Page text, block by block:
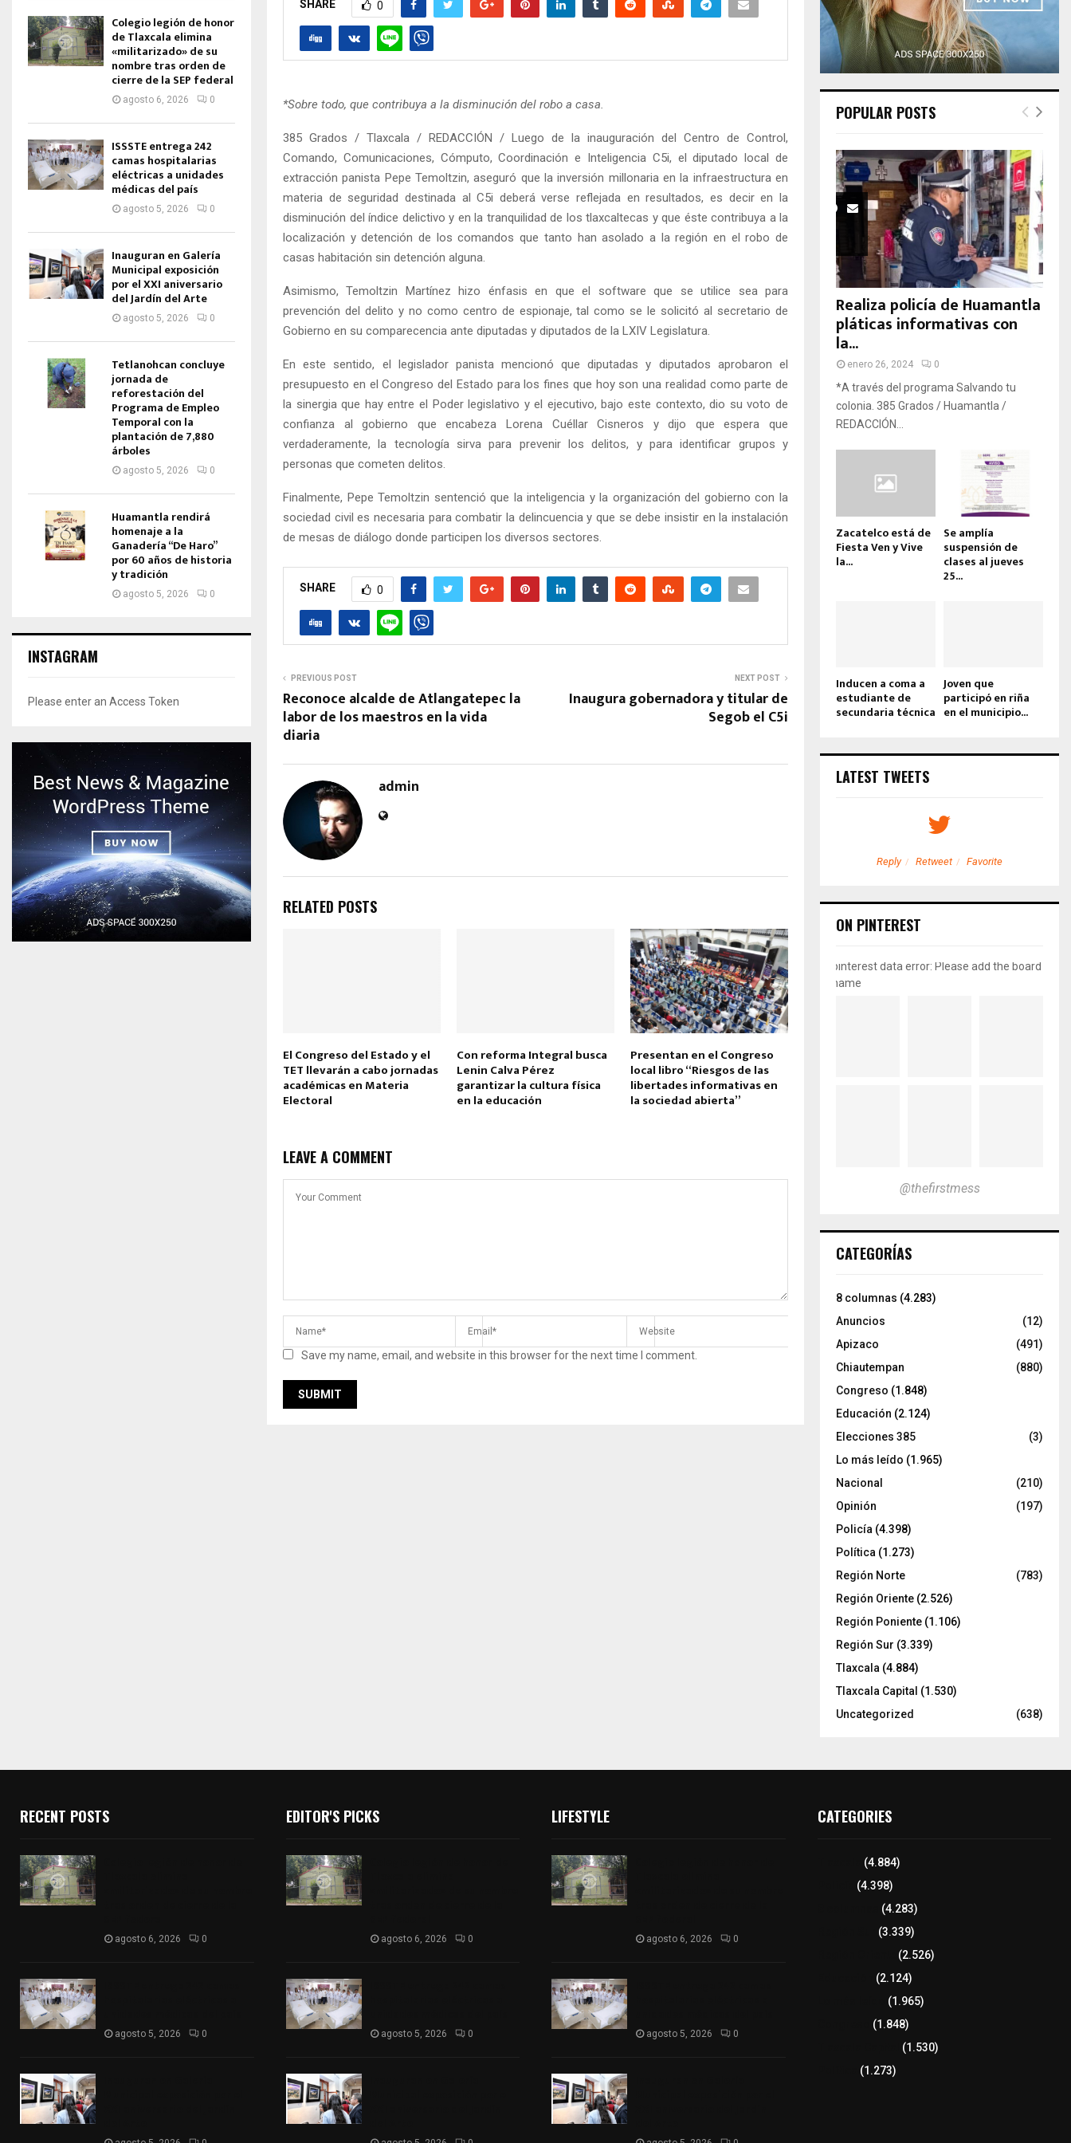
SHARE 0
*Sobre todo, que contribuya a la disminución del robo a casa.
385 Grados / Tlaxcala / REDACCIÓN / Luego de la inauguración del Centro de Control,
Comando, Comunicaciones, Cómputo, Coordinación e Inteligencia C5i, el diputado local de
extracción panista Pepe Temoltzin, aseguró que la inversión millonaria en la infraestructura en
materia de seguridad destinada al C5i deberá verse reflejada en resultados, es decir en la
disminución del índice delictivo y en la tranquilidad de los tlaxcaltecas y que éste contribuya a la
localización y detención de los comandos que tanto han asolado a la región en el robo de
casas habitación sin detención alguna.
Asimismo, Temoltzin Martínez hizo énfasis en que el software que se utilice sea para
prevención del delito y no como centro de espionaje, tal como se le solicitó al secretario de
Gobierno en su comparecencia ante diputadas y diputados de la LXIV Legislatura.
En este sentido, el legislador panista mencionó que diputadas y diputados aprobaron el
presupuesto en el Congreso del Estado para los fines que hoy son una realidad como parte de
la sinergia que hay entre el Poder legislativo y el ejecutivo, bajo este contexto, dio su voto de
confianza al gobierno que encabeza Lorena Cuéllar Cisneros y dijo que espera que
verdaderamente, la tecnología sirva para prevenir los delitos, y para identificar grupos y
personas que cometen delitos.
Finalmente, Pepe Temoltzin sentenció que la inteligencia y la organización del gobierno con la
sociedad civil es necesaria para combatir la delincuencia y que se debe insistir en la instalación
de mesas de diálogo donde participen los diversos sectores.
SHARE 0
PREVIOUS POST
Reconoce alcalde de Atlangatepec la
labor de los maestros en la vida
diaria
NEXT POST
Inaugura gobernadora y titular de
Segob el C5i
admin
RELATED POSTS
El Congreso del Estado y el
TET llevarán a cabo jornadas
académicas en Materia
Electoral
Con reforma Integral busca
Lenin Calva Pérez
garantizar la cultura física
en la educación
Presentan en el Congreso
local libro “Riesgos de las
libertades informativas en
la sociedad abierta”
LEAVE A COMMENT
Save my name, email, and website in this browser for the next time I comment.
Colegio legión de honor
de Tlaxcala elimina
«militarizado» de su
nombre tras orden de
cierre de la SEP federal
agosto 6, 2026 0
ISSSTE entrega 242
camas hospitalarias
eléctricas a unidades
médicas del país
agosto 5, 2026 0
Inauguran en Galería
Municipal exposición
por el XXI aniversario
del Jardín del Arte
agosto 5, 2026 0
Tetlanohcan concluye
jornada de
reforestación del
Programa de Empleo
Temporal con la
plantación de 7,880
árboles
agosto 5, 2026 0
Huamantla rendirá
homenaje a la
Ganadería “De Haro”
por 60 años de historia
y tradición
agosto 5, 2026 0
INSTAGRAM
Please enter an Access Token
POPULAR POSTS
Realiza policía de Huamantla
pláticas informativas con
la...
enero 26, 2024 0
*A través del programa Salvando tu
colonia. 385 Grados / Huamantla /
REDACCIÓN...
Zacatelco está de
Fiesta Ven y Vive
la...
Se amplía
suspensión de
clases al jueves
25...
Inducen a coma a
estudiante de
secundaria técnica
Joven que
participó en riña
en el municipio...
LATEST TWEETS
Reply Retweet Favorite
ON PINTEREST
pinterest data error: Please add the board
name
@thefirstmess
CATEGORÍAS
8 columnas (4.283)
Anuncios
(12)
Apizaco
(491)
Chiautempan
(880)
Congreso (1.848)
Educación (2.124)
Elecciones 385
(3)
Lo más leído (1.965)
Nacional
(210)
Opinión
(197)
Policía (4.398)
Política (1.273)
Región Norte
(783)
Región Oriente (2.526)
Región Poniente (1.106)
Región Sur (3.339)
Tlaxcala (4.884)
Tlaxcala Capital (1.530)
Uncategorized
(638)
RECENT POSTS
agosto 6, 2026 0
agosto 5, 2026 0
EDITOR'S PICKS
agosto 6, 2026 0
agosto 5, 2026 0
LIFESTYLE
agosto 6, 2026 0
agosto 5, 2026 0
CATEGORIES
(4.884)
(4.398)
(4.283)
(3.339)
(2.526)
(2.124)
(1.965)
(1.848)
(1.530)
(1.273)